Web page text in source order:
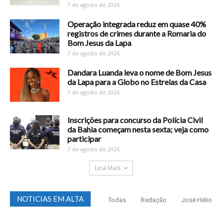
7 de agosto de 2026
Operação integrada reduz em quase 40%
registros de crimes durante a Romaria do
Bom Jesus da Lapa
7 de agosto de 2026
Dandara Luanda leva o nome de Bom Jesus
da Lapa para a Globo no Estrelas da Casa
7 de agosto de 2026
Inscrições para concurso da Polícia Civil
da Bahia começam nesta sexta; veja como
participar
7 de agosto de 2026
Leia Mais
NOTICIAS EM ALTA Todas Redação José Hélio